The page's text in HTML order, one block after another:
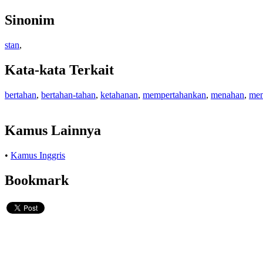
Sinonim
stan,
Kata-kata Terkait
bertahan, bertahan-tahan, ketahanan, mempertahankan, menahan,
Kamus Lainnya
• Kamus Inggris
Bookmark